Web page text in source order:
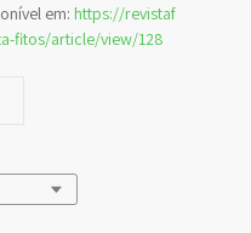
em: https://revistaf
fitos/article/view/128